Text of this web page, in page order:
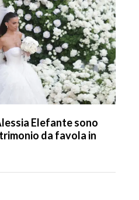
Elefante sono
da favola in